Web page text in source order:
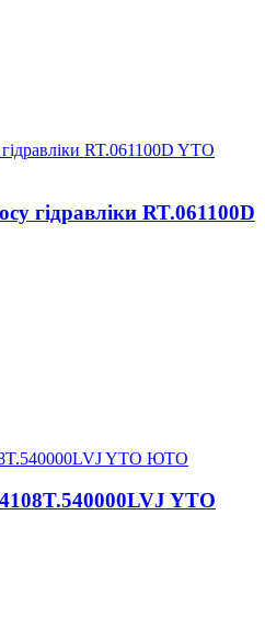
гідравліки RT.061100D
YTO